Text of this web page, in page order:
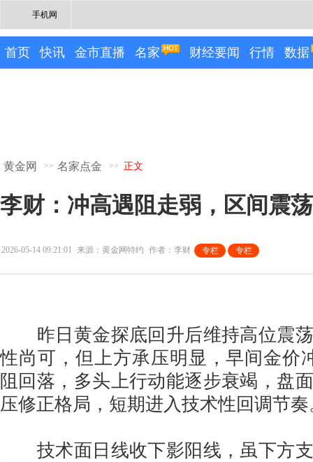
手机网
首页 快讯 金市直播 名家 财经要闻 行情 数据
黄金网 >> 名家点金 >> 正文
李财：冲高遇阻走弱，区间震
2026-05-14 09:21:01 来源：黄金网特约 作者：李财 专栏 专栏
昨日黄金探底回升后维持高位震荡
性尚可，但上方承压明显，早间金价
阻回落，多头上行动能逐步衰竭，盘
压修正格局，短期进入技术性回调节奏
技术面日线收下影阳线，虽下方支